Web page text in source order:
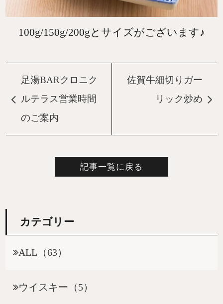
100g/150g/200gとサイズがございます♪
足湯BARクロニク
ルテラス営業時間
のご案内
佐賀牛細切りガー
リック炒め
記事一覧に戻る
カテゴリー
ALL（63）
ウイスキー（5）